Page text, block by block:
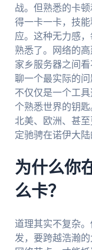
战。但熟悉的卡
得一卡一卡，技
应。这种无力感
熟悉了。网络的
家乡服务器之间
聊一个最实际的
不仅仅是一个工
个熟悉世界的钥
北美、欧洲、甚
定驰骋在诺伊大陆
为什么你
么卡？
道理其实不复杂
发，要跨越浩瀚